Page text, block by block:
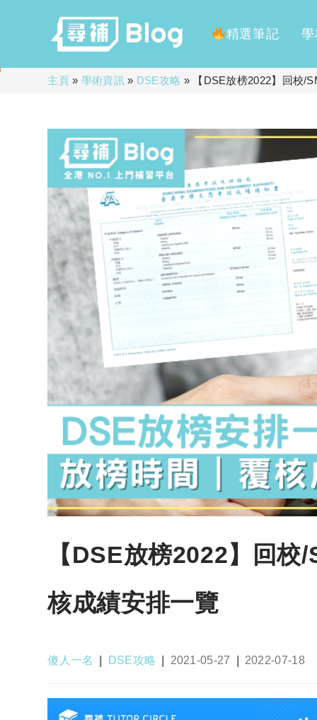
精選筆記
主頁» 學術資訊» DSE攻略 » 【DSE放榜2022】回校/
【DSE放榜2022】回
核成績安排一覽
Post
傻人一名
Post
DSE攻略
Post
2021-05-27
Post
2022-07-18